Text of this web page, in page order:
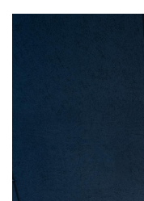
一个微小的日常的清爽奇